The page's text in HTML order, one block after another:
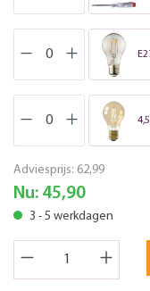
Adviesprijs: 62,99
Nu: 45,90
3 - 5 werkdagen